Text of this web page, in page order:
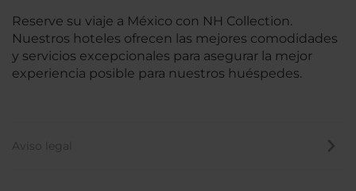
Reserve su viaje a México con NH Collection.
Nuestros hoteles ofrecen las mejores comodidades
y servicios excepcionales para asegurar la mejor
experiencia posible para nuestros huéspedes.
Aviso legal